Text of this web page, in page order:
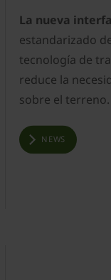
La nueva
estandarizado
tecnología de
reduce la
sobre el terreno.
NEWS